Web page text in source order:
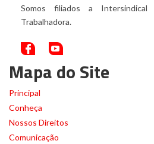
Somos filiados a
Trabalhadora.
Mapa do Site
Principal
Conheça
Nossos Direitos
Comunicação